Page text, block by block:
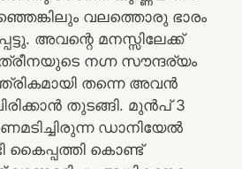
വലത്തൊരു ഭാരം
അവന്റെ മനസ്സിലേക്ക്
നഗ്ന സൗന്ദര്യം
തന്നെ അവൻ
തുടങ്ങി. മുൻപ് 3
ഡാനിയേൽ
കൈപ്പത്തി കൊണ്ട്